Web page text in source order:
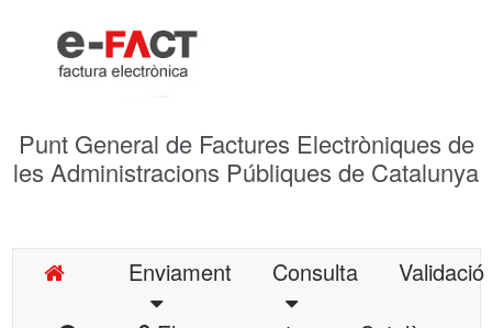
Punt General de Factures Electròniques de
les Administracions Públiques de Catalunya
Enviament Consulta
Validació